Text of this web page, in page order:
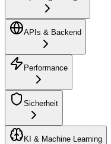
APIs & Backend
Performance
Sicherheit
KI & Machine Learning